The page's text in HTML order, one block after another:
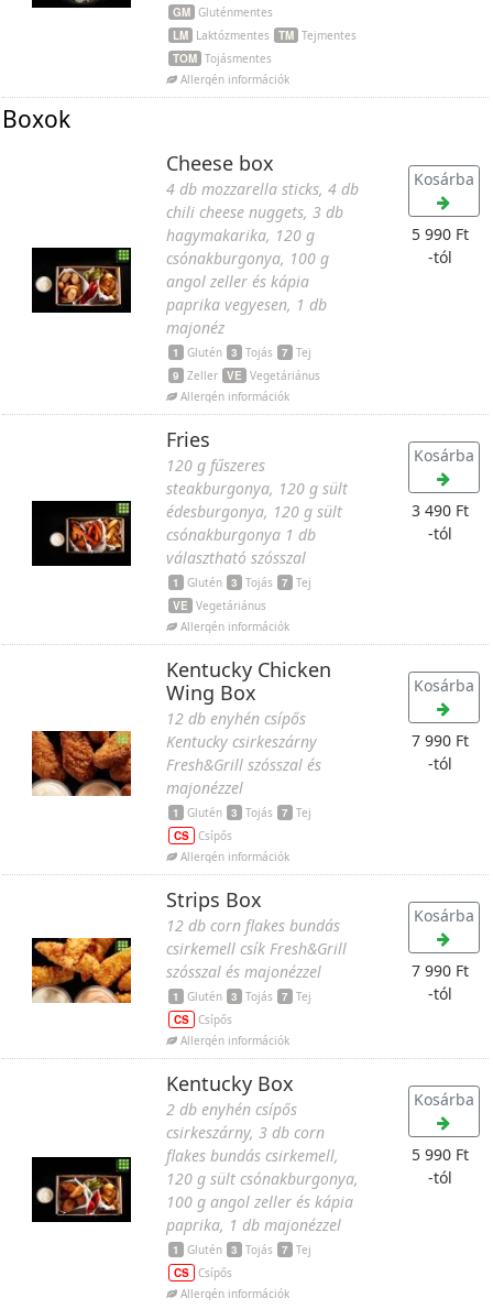
GM Gluténmentes
LM Laktózmentes TM Tejmentes
TOM Tojásmentes
Allergén információk
Boxok
Cheese box
4 db mozzarella sticks, 4 db
chili cheese nuggets, 3 db
hagymakarika, 120 g
csónakburgonya, 100 g
angol zeller és kápia
paprika vegyesen, 1 db
majonéz
1 Glutén 3 Tojás 7 Tej
9 Zeller VE Vegetáriánus
Allergén információk
5 990 Ft
-tól
Kosárba
Fries
120 g fűszeres
steakburgonya, 120 g sült
édesburgonya, 120 g sült
csónakburgonya 1 db
választható szósszal
1 Glutén 3 Tojás 7 Tej
VE Vegetáriánus
Allergén információk
3 490 Ft
-tól
Kosárba
Kentucky Chicken
Wing Box
12 db enyhén csípős
Kentucky csirkeszárny
Fresh&Grill szósszal és
majonézzel
1 Glutén 3 Tojás 7 Tej
CS Csípős
Allergén információk
7 990 Ft
-tól
Kosárba
Strips Box
12 db corn flakes bundás
csirkemell csík Fresh&Grill
szósszal és majonézzel
1 Glutén 3 Tojás 7 Tej
CS Csípős
Allergén információk
7 990 Ft
-tól
Kosárba
Kentucky Box
2 db enyhén csípős
csirkeszárny, 3 db corn
flakes bundás csirkemell,
120 g sült csónakburgonya,
100 g angol zeller és kápia
paprika, 1 db majonézzel
1 Glutén 3 Tojás 7 Tej
CS Csípős
Allergén információk
5 990 Ft
-tól
Kosárba